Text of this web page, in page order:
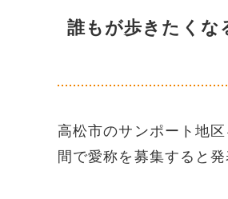
誰もが歩きたく
高松市のサンポート地
間で愛称を募集すると発